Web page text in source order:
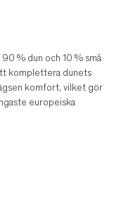
% dun och 10 % små
komplettera dunets
komfort, vilket gör
europeiska